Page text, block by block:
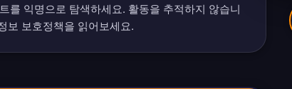
를 익명으로 탐색하세요. 활동을 추적하지 않습니
보 보호정책을 읽어보세요.